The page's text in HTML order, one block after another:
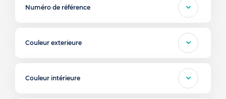
Numéro de référence
Couleur exterieure
Couleur intérieure